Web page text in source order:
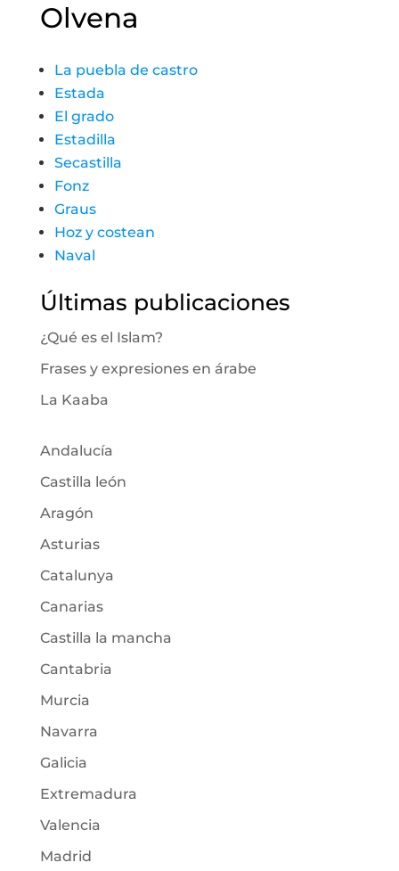
Olvena
La puebla de castro
Estada
El grado
Estadilla
Secastilla
Fonz
Graus
Hoz y costean
Naval
Últimas publicaciones
¿Qué es el Islam?
Frases y expresiones en árabe
La Kaaba
Andalucía
Castilla león
Aragón
Asturias
Catalunya
Canarias
Castilla la mancha
Cantabria
Murcia
Navarra
Galicia
Extremadura
Valencia
Madrid